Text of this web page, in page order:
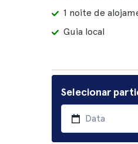
1 noite de
Guia local
Selecionar